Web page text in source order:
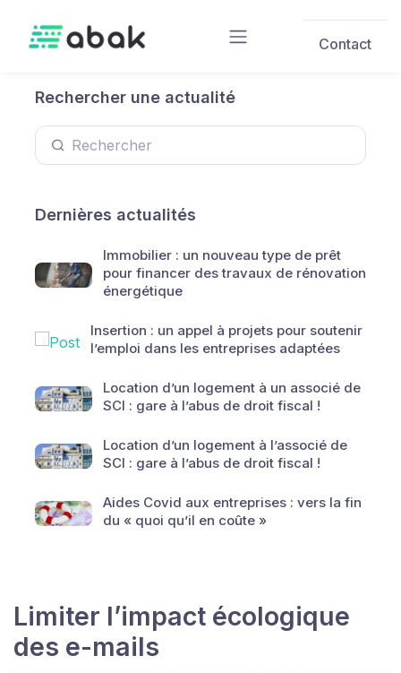
Contact
Rechercher une actualité
Dernières actualités
Immobilier : un nouveau type de prêt
pour financer des travaux de rénovation
énergétique
Insertion : un appel à projets pour soutenir
l’emploi dans les entreprises adaptées
Location d’un logement à un associé de
SCI : gare à l’abus de droit fiscal !
Location d’un logement à l’associé de
SCI : gare à l’abus de droit fiscal !
Aides Covid aux entreprises : vers la fin
du « quoi qu’il en coûte »
Limiter l’impact écologique
des e-mails